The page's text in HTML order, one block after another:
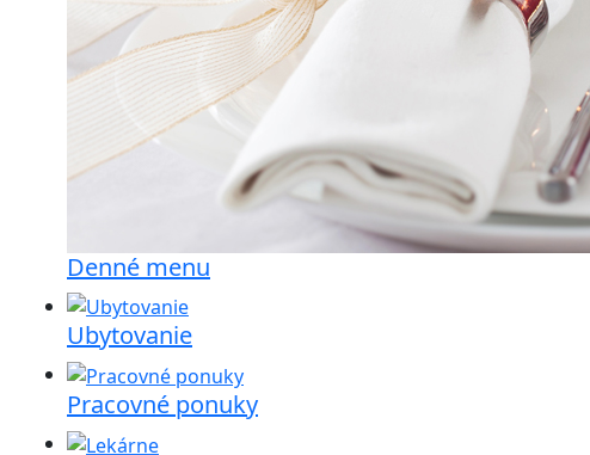
Denné menu
Ubytovanie
Pracovné ponuky